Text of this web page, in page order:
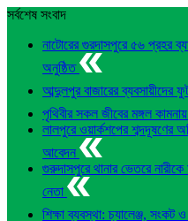
সর্বশেষ সংবাদ
নাটোরের গুরদাসপুরে ৫৬ প্রহর
অনুষ্ঠিত
আব্দুলপুর বাজারের ব্যবসায়ীদের
পৃথিবীর সকল জীবের মঙ্গল কামনায়
লালপুরে ওয়ার্কশপের
আবেদন
গুরুদাসপুরে থানার ভেতরে
নেতা
শিক্ষা ব্যবস্থা: চ্যালেঞ্জ, সংকট